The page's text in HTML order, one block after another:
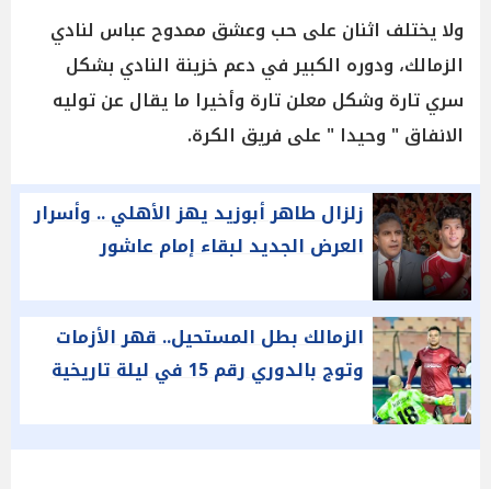
ولا يختلف اثنان على حب وعشق ممدوح عباس لنادي
الزمالك، ودوره الكبير في دعم خزينة النادي بشكل
سري تارة وشكل معلن تارة وأخيرا ما يقال عن توليه
الانفاق " وحيدا " على فريق الكرة.
زلزال طاهر أبوزيد يهز الأهلي .. وأسرار
العرض الجديد لبقاء إمام عاشور
الزمالك بطل المستحيل.. قهر الأزمات
وتوج بالدوري رقم 15 في ليلة تاريخية